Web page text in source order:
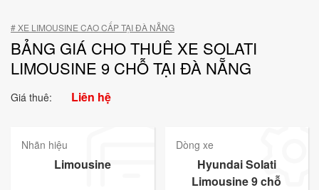
# XE LIMOUSINE CAO CẤP TẠI ĐÀ NẴNG
BẢNG GIÁ CHO THUÊ XE SOLATI
LIMOUSINE 9 CHỖ TẠI ĐÀ NẴNG
Giá thuê: Liên hệ
Nhãn hiệu
Limousine
Dòng xe
Hyundai Solati
Limousine 9 chỗ